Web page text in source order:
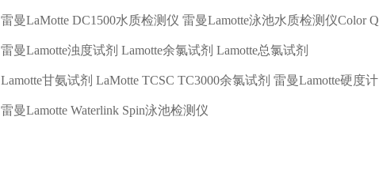
雷曼LaMotte DC1500水质检测仪 雷曼Lamotte泳池水质检测仪Color Q
雷曼Lamotte浊度试剂 Lamotte余氯试剂 Lamotte总氯试剂
Lamotte甘氨试剂 LaMotte TCSC TC3000余氯试剂 雷曼Lamotte硬度计
雷曼Lamotte Waterlink Spin泳池检测仪